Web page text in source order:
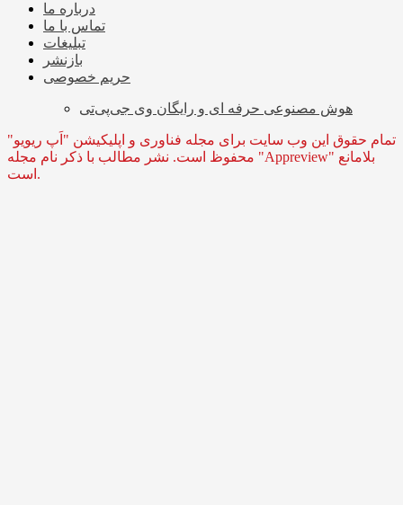
درباره ما
تماس با ما
تبلیغات
بازنشر
حریم خصوصی
هوش مصنوعی حرفه ای و رایگان وی جی‌پی‌تی
تمام حقوق این وب سایت برای مجله فناوری و اپلیکیشن "اَپ ریویو"
محفوظ است. نشر مطالب با ذکر نام مجله "Appreview" بلامانع
است.